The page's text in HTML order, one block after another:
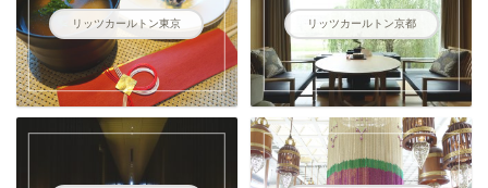
リッツカールトン東京 リッツカールトン京都